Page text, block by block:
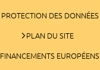
PROTECTION DES DONNÉES
PLAN DU SITE
FINANCEMENTS EUROPÉENS